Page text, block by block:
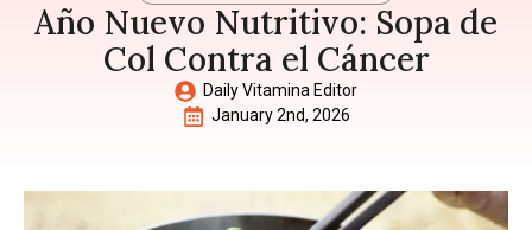
Año Nuevo Nutritivo: Sopa de
Col Contra el Cáncer
Daily Vitamina Editor
January 2nd, 2026